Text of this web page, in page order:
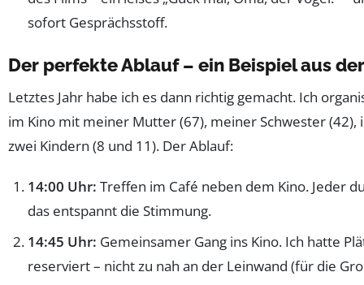
sofort Gesprächsstoff.
Der perfekte Ablauf – ein Beispiel aus
Letztes Jahr habe ich es dann richtig gemacht. Ich
im Kino mit meiner Mutter (67), meiner Schwester (42),
zwei Kindern (8 und 11). Der Ablauf:
14:00 Uhr: Treffen im Café neben dem Kino. Jeder
das entspannt die Stimmung.
14:45 Uhr: Gemeinsamer Gang ins Kino. Ich hatte
reserviert – nicht zu nah an der Leinwand (für die